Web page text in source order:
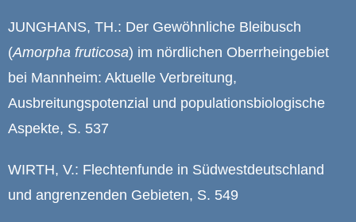
JUNGHANS, TH.: Der Gewöhnliche Bleibusch
(Amorpha fruticosa) im nördlichen Oberrheingebiet
bei Mannheim: Aktuelle Verbreitung,
Ausbreitungspotenzial und populationsbiologische
Aspekte, S. 537
WIRTH, V.: Flechtenfunde in Südwestdeutschland
und angrenzenden Gebieten, S. 549